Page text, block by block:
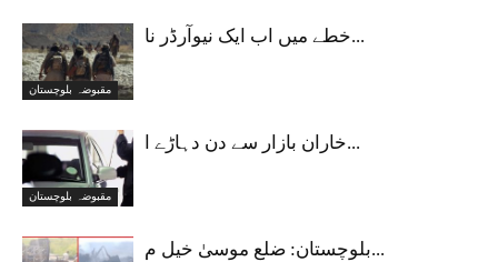
مقبوضہ بلوچستان
خطے میں اب ایک نیوآرڈر نا...
مقبوضہ بلوچستان
خاران بازار سے دن دہاڑے ا...
بلوچستان: ضلع موسیٰ خیل م...